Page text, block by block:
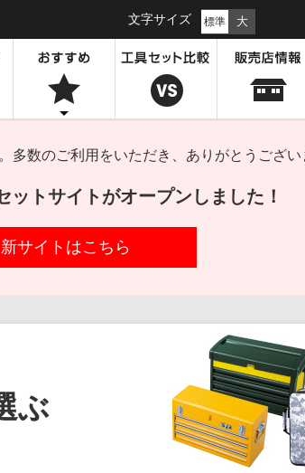
文字サイズ 標準 大
多数のご利用をいただき、ありがとうござい
ットサイトがオープンしました！
新サイトはこちら
ぶ